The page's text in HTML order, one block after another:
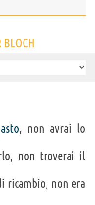
BLOCH
, non avrai lo
non troverai il
ricambio, non era